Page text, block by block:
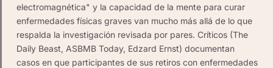
electromagnética" y la capacidad de la mente para curar
enfermedades físicas graves van mucho más allá de lo que
respalda la investigación revisada por pares. Críticos (The
Daily Beast, ASBMB Today, Edzard Ernst) documentan
casos en que participantes de sus retiros con enfermedades